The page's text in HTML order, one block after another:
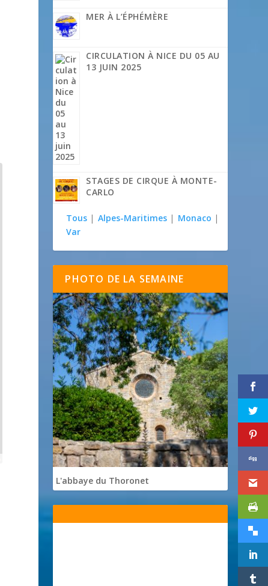
MER À L’ÉPHÉMÈRE
CIRCULATION À NICE DU 05 AU
13 JUIN 2025
STAGES DE CIRQUE À MONTE-
CARLO
Tous | Alpes-Maritimes | Monaco |
Var
PHOTO DE LA SEMAINE
L'abbaye du Thoronet